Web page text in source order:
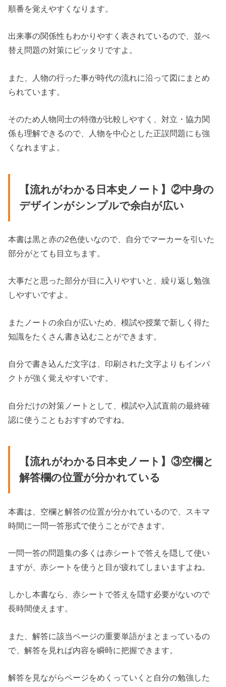
順番を覚えやすくなります。
出来事の関係性もわかりやすく表されているので、並べ
替え問題の対策にピッタリですよ。
また、人物の行った事が時代の流れに沿って図にまとめ
られています。
そのため人物同士の特徴が比較しやすく、対立・協力関
係も理解できるので、人物を中心とした正誤問題にも強
くなれますよ。
【流れがわかる日本史ノート】②中身の
デザインがシンプルで余白が広い
本書は黒と赤の2色使いなので、自分でマーカーを引いた
部分がとても目立ちます。
大事だと思った部分が目に入りやすいと、繰り返し勉強
しやすいですよ。
またノートの余白が広いため、模試や授業で新しく得た
知識をたくさん書き込むことができます。
自分で書き込んだ文字は、印刷された文字よりもインパ
クトが強く覚えやすいです。
自分だけの対策ノートとして、模試や入試直前の最終確
認に使うこともおすすめですね。
【流れがわかる日本史ノート】③空欄と
解答欄の位置が分かれている
本書は、空欄と解答の位置が分かれているので、スキマ
時間に一問一答形式で使うことができます。
一問一答の問題集の多くは赤シートで答えを隠して使い
ますが、赤シートを使うと目が疲れてしまいますよね。
しかし本書なら、赤シートで答えを隠す必要がないので
長時間使えます。
また、解答に該当ページの重要単語がまとまっているの
で、解答を見れば内容を瞬時に把握できます。
解答を見ながらページをめくっていくと自分の勉強した